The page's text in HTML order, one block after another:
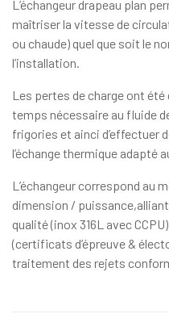
L’échangeur drapeau plan
maîtriser la vitesse de
ou chaude) quel que soit le
l’installation.
Les pertes de charge ont été
temps nécessaire au fluide
frigories et ainci d’effectuer
l’échange thermique adapté
L’échangeur correspond au
dimension /
qualité (inox 316L avec
(certificats d’épreuve &
traitement des rejets